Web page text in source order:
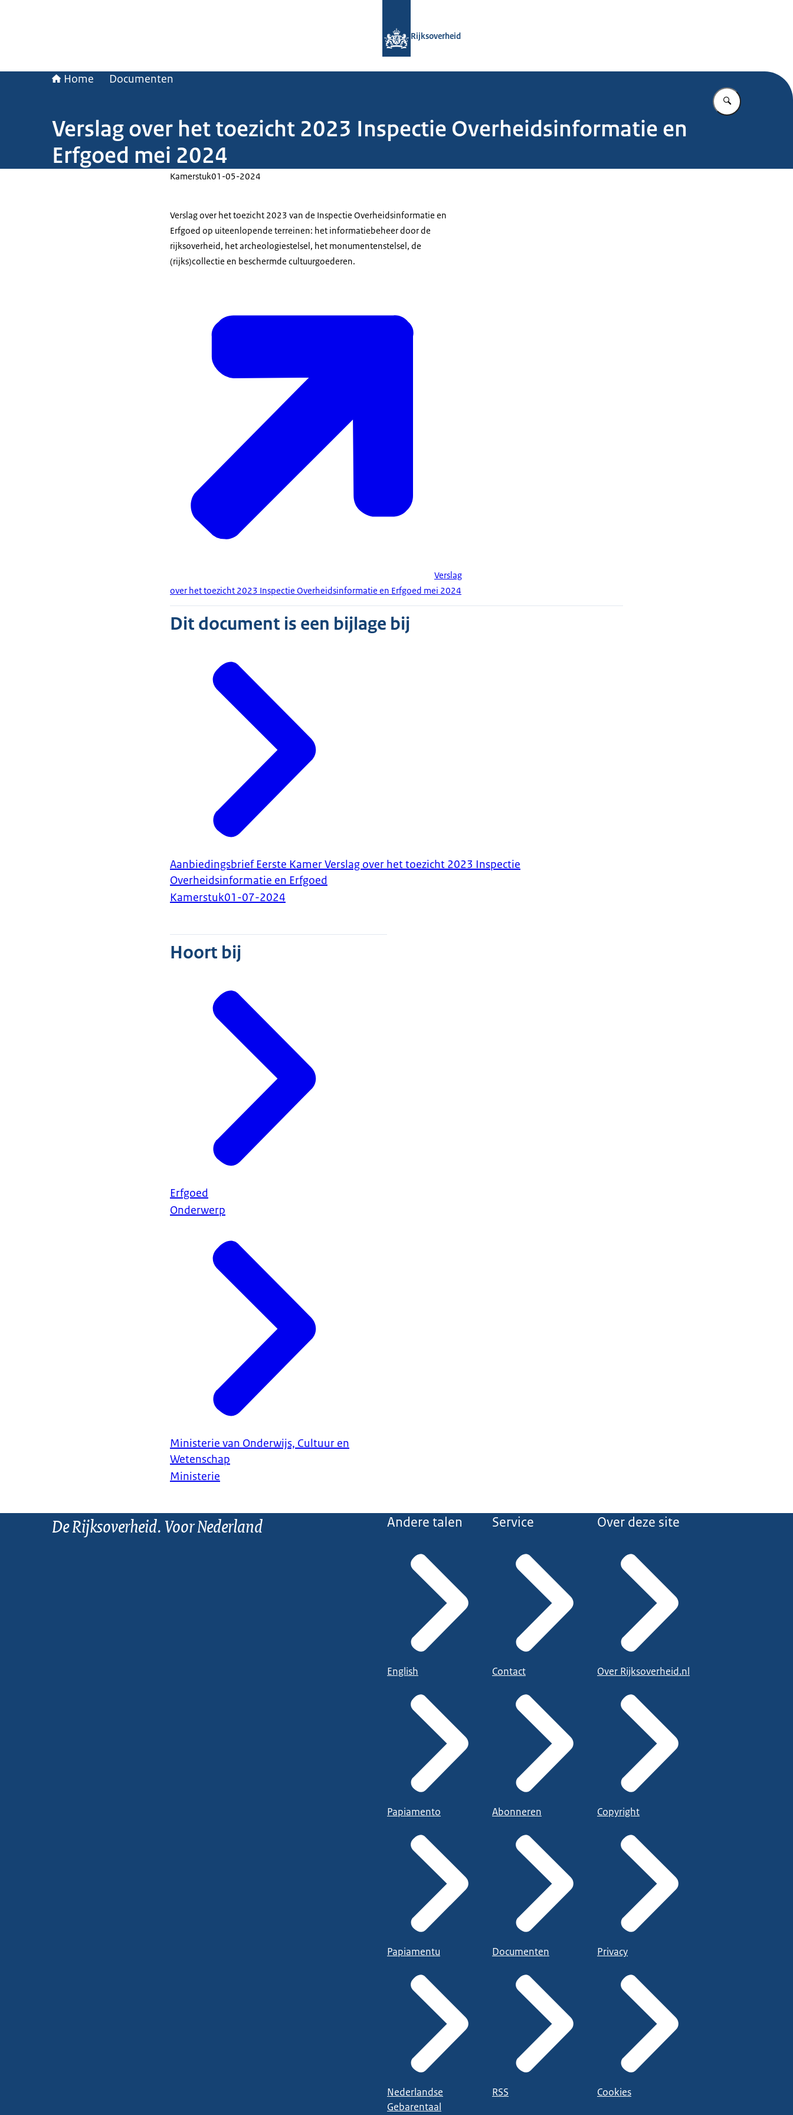
Rijksoverheid
Home Documenten
Vul in wat u
Verslag over het toezicht 2023 Inspectie Overheidsinformatie en
Erfgoed mei 2024
Kamerstuk01-05-2024
Verslag over het toezicht 2023 van de Inspectie Overheidsinformatie en
Erfgoed op uiteenlopende terreinen: het informatiebeheer door de
rijksoverheid, het archeologiestelsel, het monumentenstelsel, de
(rijks)collectie en beschermde cultuurgoederen.
Verslag
over het toezicht 2023 Inspectie Overheidsinformatie en Erfgoed mei 2024
Dit document is een bijlage bij
Aanbiedingsbrief Eerste Kamer Verslag over het toezicht 2023 Inspectie
Overheidsinformatie en Erfgoed
Kamerstuk01-07-2024
Hoort bij
Erfgoed
Onderwerp
Ministerie van Onderwijs, Cultuur en
Wetenschap
Ministerie
De Rijksoverheid. Voor Nederland Andere talen
English
Papiamento
Papiamentu
Nederlandse
Gebarentaal
Service
Contact
Abonneren
Documenten
RSS
Over deze site
Over Rijksoverheid.nl
Copyright
Privacy
Cookies